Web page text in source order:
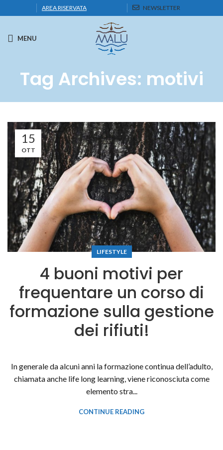
AREA RISERVATA NEWSLETTER
MENU
Tag Archives: motivi
15
OTT
LIFESTYLE
4 buoni motivi per
frequentare un corso di
formazione sulla gestione
dei rifiuti!
In generale da alcuni anni la formazione continua dell’adulto,
chiamata anche life long learning, viene riconosciuta come
elemento stra...
CONTINUE READING